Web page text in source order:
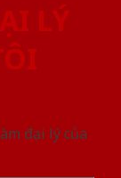
LÝ
đại lý của